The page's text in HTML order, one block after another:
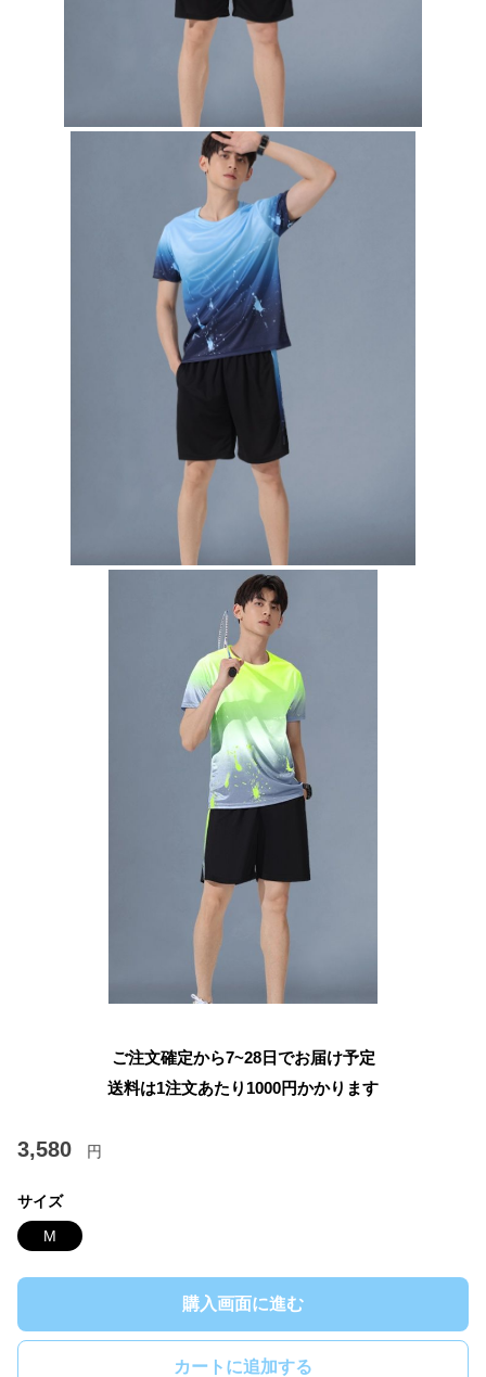
ご注文確定から7~28日でお届け予定
送料は1注文あたり 1000円かかります
3,580 円
サイズ
M
購入画面に進む
カートに追加する